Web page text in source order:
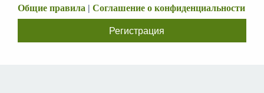
Общие правила | Соглашение о конфиденциальности
Регистрация